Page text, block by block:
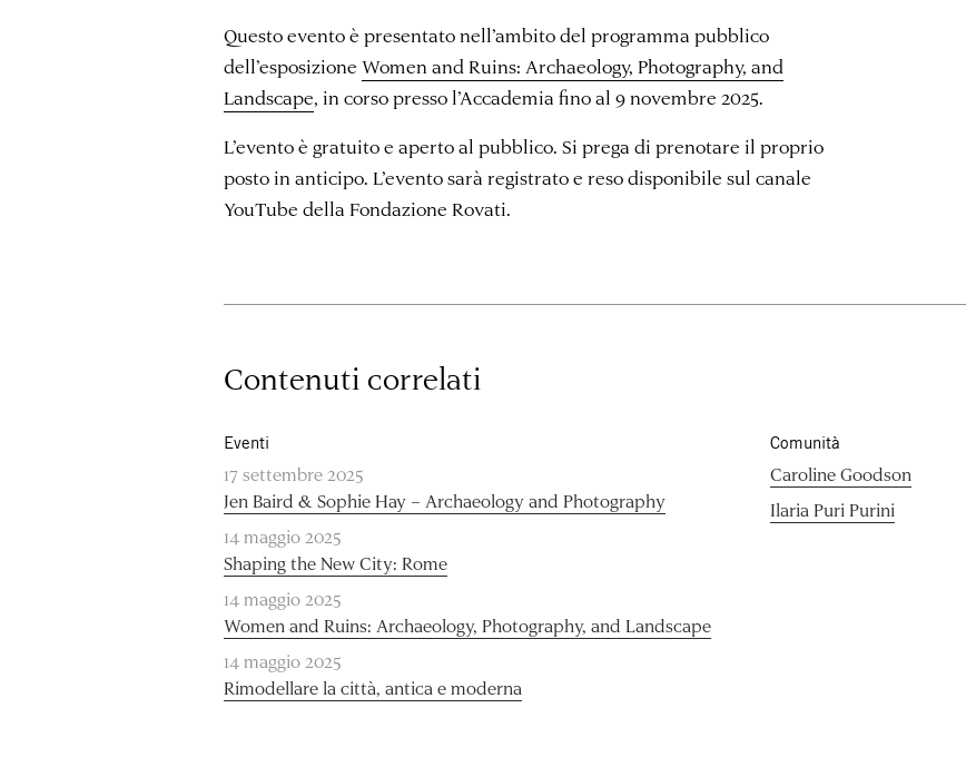
Questo evento è presentato nell’ambito del programma pubblico
dell’esposizioneWomen and Ruins: Archaeology, Photography, and
Landscape, in corso presso l’Accademia fino al 9 novembre 2025.
L’evento è gratuito e aperto al pubblico. Si prega di prenotare il proprio
posto in anticipo. L’evento sarà registrato e reso disponibile sul canale
YouTube della Fondazione Rovati.
Contenuti correlati
Eventi
17 settembre 2025
Jen Baird & Sophie Hay – Archaeology and Photography
14 maggio 2025
Shaping the New City: Rome
14 maggio 2025
Women and Ruins: Archaeology, Photography, and Landscape
14 maggio 2025
Rimodellare la città, antica e moderna
Comunità
Caroline Goodson
Ilaria Puri Purini